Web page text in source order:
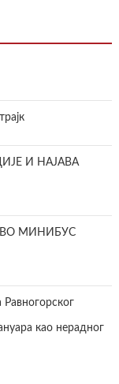
И НАЈАВА
МИНИБУС
као нерадног